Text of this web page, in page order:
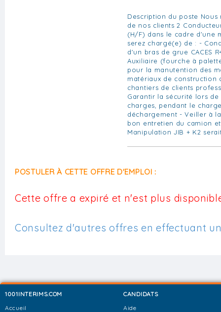
Description du poste
de nos clients 2
(H/F) dans le cadre d'une
serez chargé(e) de : -
d'un bras de grue CACES
Auxiliaire (fourche à
pour la manutention des
matériaux de construction
chantiers de clients
Garantir la sécurité lors
charges, pendant le
déchargement - Veiller à
bon entretien du camion
Manipulation JIB + K2
POSTULER À CETTE OFFRE D'EMPLOI :
Cette offre a expiré et n'est plus
Consultez d'autres offres en effectuant
1001INTERIMS.COM
Accueil
CANDIDATS
Aide